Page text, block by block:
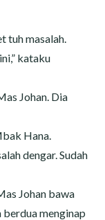
tuh masalah.
kataku
Johan. Dia
Hana.
dengar. Sudah
Johan bawa
menginap